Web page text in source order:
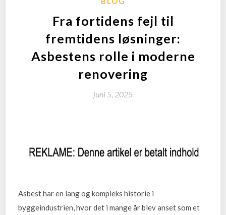
Fra fortidens fejl til
fremtidens løsninger:
Asbestens rolle i moderne
renovering
juni 5, 2025
Asbest har en lang og kompleks historie i
byggeindustrien, hvor det i mange år blev anset som et